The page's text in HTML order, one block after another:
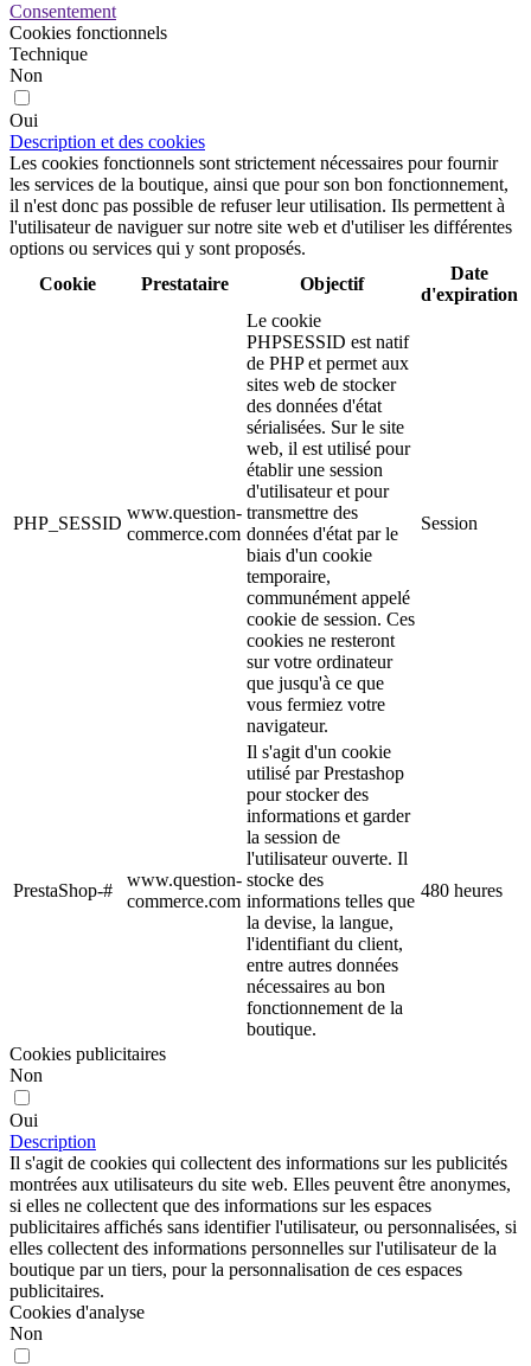
Consentement
Cookies fonctionnels
Technique
Non
Oui
Description et des cookies
Les cookies fonctionnels sont strictement nécessaires pour fournir
les services de la boutique, ainsi que pour son bon fonctionnement,
il n'est donc pas possible de refuser leur utilisation. Ils permettent à
l'utilisateur de naviguer sur notre site web et d'utiliser les différentes
options ou services qui y sont proposés.
Cookie
Prestataire Objectif
Date
d'expiration
PHP_SESSID
www.question-
commerce.com
Le cookie
PHPSESSID est natif
de PHP et permet aux
sites web de stocker
des données d'état
sérialisées. Sur le site
web, il est utilisé pour
établir une session
d'utilisateur et pour
transmettre des
données d'état par le
biais d'un cookie
temporaire,
communément appelé
cookie de session. Ces
cookies ne resteront
sur votre ordinateur
que jusqu'à ce que
vous fermiez votre
navigateur.
Session
PrestaShop-#
www.question-
commerce.com
Il s'agit d'un cookie
utilisé par Prestashop
pour stocker des
informations et garder
la session de
l'utilisateur ouverte. Il
stocke des
informations telles que
la devise, la langue,
l'identifiant du client,
entre autres données
nécessaires au bon
fonctionnement de la
boutique.
480 heures
Cookies publicitaires
Non
Oui
Description
Il s'agit de cookies qui collectent des informations sur les publicités
montrées aux utilisateurs du site web. Elles peuvent être anonymes,
si elles ne collectent que des informations sur les espaces
publicitaires affichés sans identifier l'utilisateur, ou personnalisées, si
elles collectent des informations personnelles sur l'utilisateur de la
boutique par un tiers, pour la personnalisation de ces espaces
publicitaires.
Cookies d'analyse
Non